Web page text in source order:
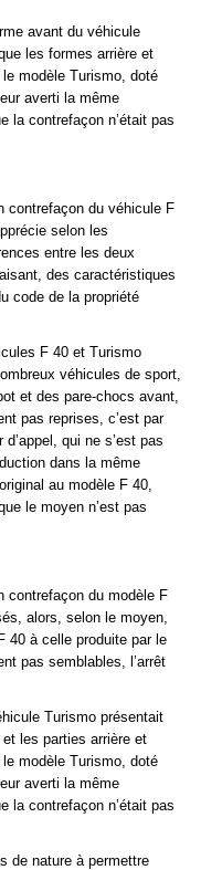
avant du véhicule
les formes arrière et
modèle Turismo, doté
averti la même
la contrefaçon n’était pas
contrefaçon du véhicule F
selon les
entre les deux
des caractéristiques
code de la propriété
F 40 et Turismo
véhicules de sport,
et des pare-chocs avant,
pas reprises, c’est par
qui ne s’est pas
dans la même
au modèle F 40,
le moyen n’est pas
contrefaçon du modèle F
alors, selon le moyen,
40 à celle produite par le
pas semblables, l’arrêt
Turismo présentait
les parties arrière et
modèle Turismo, doté
averti la même
la contrefaçon n’était pas
de nature à permettre